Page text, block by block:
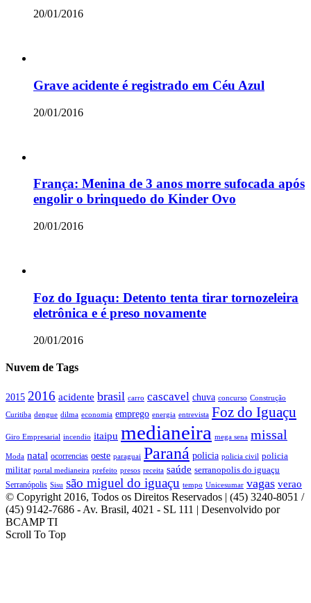
20/01/2016
Grave acidente é registrado em Céu Azul
20/01/2016
França: Menina de 3 anos morre sufocada após
engolir o brinquedo do Kinder Ovo
20/01/2016
Foz do Iguaçu: Detento tenta tirar tornozeleira
eletrônica e é preso novamente
20/01/2016
Nuvem de Tags
2015 2016 acidente brasil carro cascavel chuva concurso Construção
Curitiba dengue dilma economia emprego energia entrevista Foz do Iguaçu
Giro Empresarial incendio itaipu medianeira mega sena missal
Moda natal ocorrencias oeste paraguai Paraná policia policia civil policia
militar portal medianeira prefeito presos receita saúde serranopolis do iguaçu
Serranópolis Sisu são miguel do iguaçu tempo Unicesumar vagas verao
© Copyright 2016, Todos os Direitos Reservados | (45) 3240-8051 /
(45) 9142-7686 - Av. Brasil, 4021 - SL 111 | Desenvolvido por
BCAMP TI
Scroll To Top